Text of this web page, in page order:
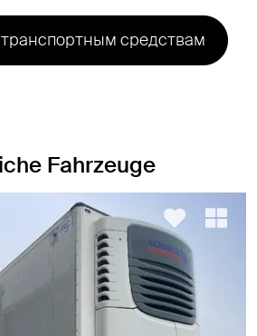
средствам
Fahrzeuge